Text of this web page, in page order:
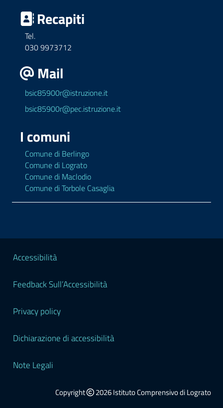
Recapiti
Tel.
030 9973712
Mail
bsic85900r@istruzione.it
bsic85900r@pec.istruzione.it
I comuni
Comune di Berlingo
Comune di Lograto
Comune di Maclodio
Comune di Torbole Casaglia
Sezione Legale
Accessibilità
Feedback Sull’Accessibilità
Privacy policy
Dichiarazione di accessibilità
Note Legali
Copyright 2026 Istituto Comprensivo di Lograto